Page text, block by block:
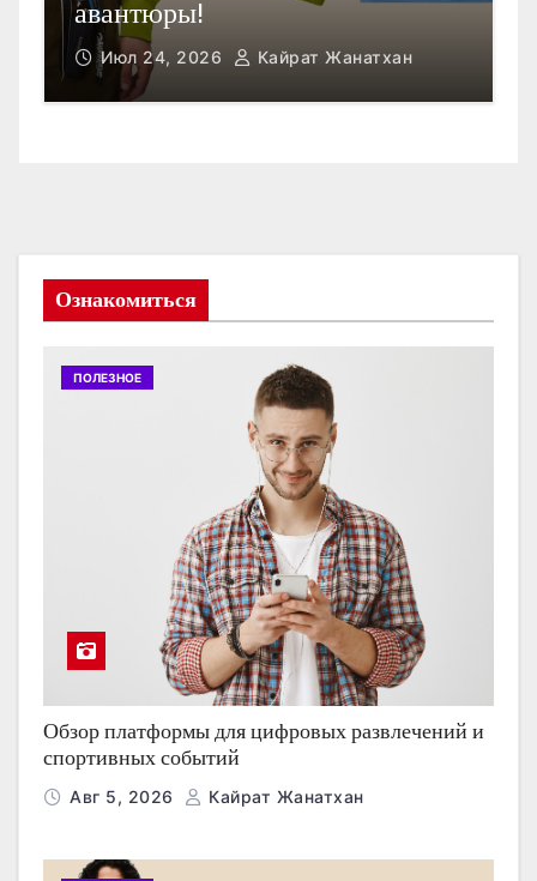
Открыть счет в Гонконге
Июл 23, 2026 Кайрат Жанатхан
Ознакомиться
ПОЛЕЗНОЕ
Обзор платформы для цифровых развлечений и
спортивных событий
Авг 5, 2026 Кайрат Жанатхан